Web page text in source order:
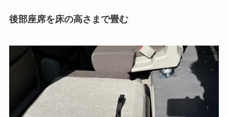
後部座席を床の高さまで畳む